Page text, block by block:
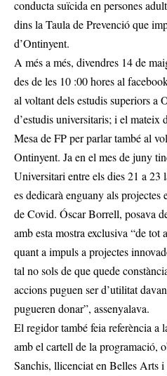
conducta suïcida en persones
dins la Taula de Prevenció que
d’Ontinyent.
A més a més, divendres 14 de
des de les 10 :00 hores al
al voltant dels estudis superiors a
d’estudis universitaris; i el mateix
Mesa de FP per parlar també al
Ontinyent. Ja en el mes de juny
Universitari entre els dies 21 a 23
es dedicarà enguany als projectes
de Covid. Óscar Borrell, posava
amb esta mostra exclusiva “de tot
quant a impuls a projectes
tal no sols de que quede
accions puguen ser d’utilitat
pugueren donar”, assenyalava.
El regidor també feia referència a
amb el cartell de la programació,
Sanchis, llicenciat en Belles Arts